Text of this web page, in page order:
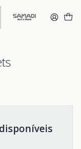
Bracelets